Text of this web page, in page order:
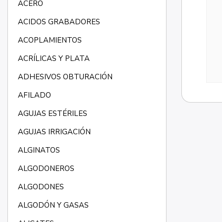
ACERO
ACIDOS GRABADORES
ACOPLAMIENTOS
ACRÍLICAS Y PLATA
ADHESIVOS OBTURACIÓN
AFILADO
AGUJAS ESTÉRILES
AGUJAS IRRIGACIÓN
ALGINATOS
ALGODONEROS
ALGODONES
ALGODÓN Y GASAS